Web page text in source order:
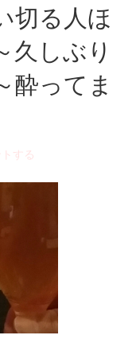
切る人ほ
しぶり
酔ってま
トする